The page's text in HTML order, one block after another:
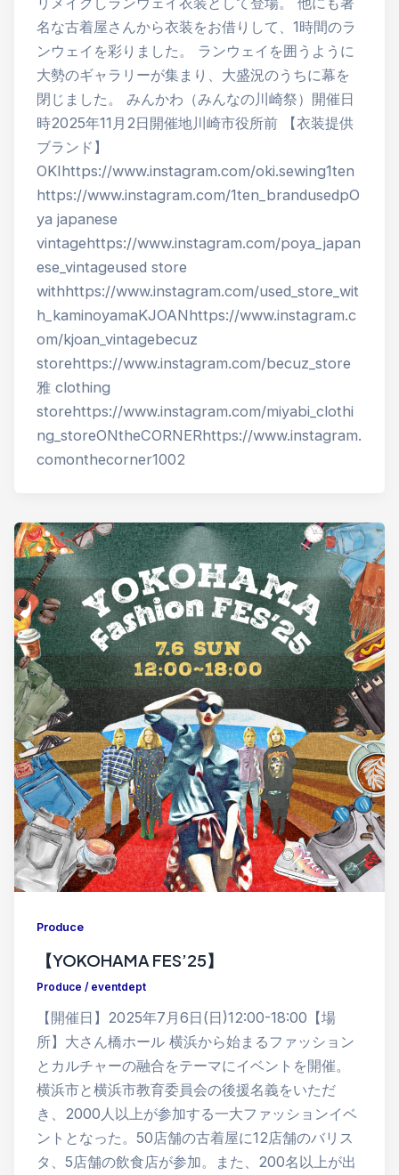
名な古着屋さんから衣装をお借りして、1時間のラ
ンウェイを彩りました。 ランウェイを囲うように
大勢のギャラリーが集まり、大盛況のうちに幕を
閉じました。 みんかわ（みんなの川崎祭）開催日
時2025年11月2日開催地川崎市役所前 【衣装提供
ブランド】
OKIhttps://www.instagram.com/oki.sewing1ten
https://www.instagram.com/1ten_brandusedpO
ya japanese
vintagehttps://www.instagram.com/poya_japan
ese_vintageused store
withhttps://www.instagram.com/used_store_wit
h_kaminoyamaKJOANhttps://www.instagram.c
om/kjoan_vintagebecuz
storehttps://www.instagram.com/becuz_store
雅 clothing
storehttps://www.instagram.com/miyabi_clothi
ng_storeONtheCORNERhttps://www.instagram.
comonthecorner1002
Produce
【YOKOHAMA FES’25】
Produce / eventdept
【開催日】2025年7月6日(日)12:00-18:00【場
所】大さん橋ホール 横浜から始まるファッション
とカルチャーの融合をテーマにイベントを開催。
横浜市と横浜市教育委員会の後援名義をいただ
き、2000人以上が参加する一大ファッションイベ
ントとなった。50店舗の古着屋に12店舗のバリス
タ、5店舗の飲食店が参加。また、200名以上が出